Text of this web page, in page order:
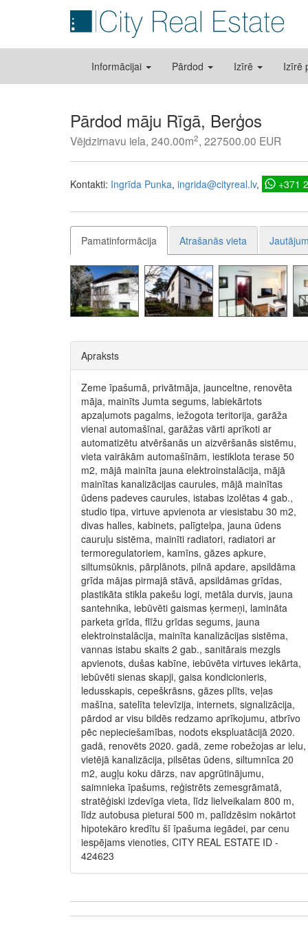
Informācijai Pārdod Izīrē Izīrē
Pārdod māju Rīgā, Berģos
Vējdzirnavu iela, 240.00m2, 227500.00 EUR
Kontakti: Ingrīda Punka ingrida@cityreal.lv +371
Pamatinformācija Atrašanās vieta
Apraksts
Zeme īpašumā, privātmāja, jaunceltne, renovēta
māja, mainīts Jumta segums, labiekārtots
apzaļumots pagalms, iežogota teritorija, garāža
vienai automašīnai, garāžas vārti aprīkoti ar
automatizētu atvēršanās un aizvēršanās sistēmu,
vieta vairākām automašīnām, iestiklota terase 50
m2, mājā mainīta jauna elektroinstalācija, mājā
mainītas kanalizācijas caurules, mājā mainītas
ūdens padeves caurules, istabas izolētas 4 gab.,
studio tipa, virtuve apvienota ar viesistabu 30 m2,
divas halles, kabinets, palīgtelpa, jauna ūdens
cauruļu sistēma, mainīti radiatori, radiatori ar
termoregulatoriem, kamīns, gāzes apkure,
siltumsūknis, pārplānots, pilnā apdare, apsildāma
grīda mājas pirmajā stāvā, apsildāmas grīdas,
plastikāta stikla pakešu logi, metāla durvis, jauna
santehnika, iebūvēti gaismas ķermeņi, lamināta
parketa grīda, flīžu grīdas segums, jauna
elektroinstalācija, mainīta kanalizācijas sistēma,
vannas istabu skaits 2 gab., sanitārais mezgls
apvienots, dušas kabīne, iebūvēta virtuves iekārta,
iebūvēti sienas skapji, gaisa kondicionieris,
ledusskapis, cepeškrāsns, gāzes plīts, veļas
mašīna, satelīta televīzija, internets, signalizācija,
pārdod ar visu bildēs redzamo aprīkojumu, atbrīvo
pēc nepieciešamības, nodots ekspluatācijā 2020.
gadā, renovēts 2020. gadā, zeme robežojas ar ielu,
vietējā kanalizācija, pilsētas ūdens, siltumnīca 20
m2, augļu koku dārzs, nav apgrūtinājumu,
saimnieka īpašums, reģistrēts zemesgrāmatā,
stratēģiski izdevīga vieta, līdz lielveikalam 800 m,
līdz autobusa pieturai 500 m, palīdzēsim nokārtot
hipotekāro kredītu šī īpašuma iegādei, par cenu
iespējams vienoties, CITY REAL ESTATE ID -
424623